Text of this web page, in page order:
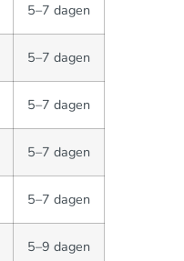
5–7 dagen
5–7 dagen
5–7 dagen
5–7 dagen
5–7 dagen
5–9 dagen